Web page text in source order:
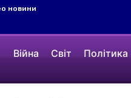
новини
Війна Світ Політика